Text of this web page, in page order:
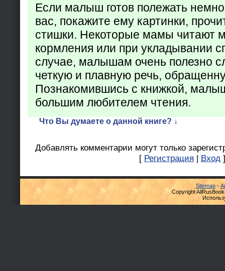
Если малыш готов полежать
вас, покажите ему картинки,
стишки. Некоторые мамы читают
кормления или при укладывании
случае, малышам очень полезно
четкую и плавную речь,
Познакомившись с книжкой,
большим любителем чтения.
Что Вы думаете о данной книге? ↓
Добавлять комментарии могут только
[ Регистрация | Вход ]
Sitemap-
Copyright